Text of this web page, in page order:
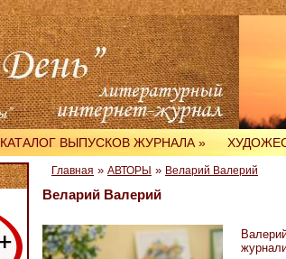
КАТАЛОГ ВЫПУСКОВ ЖУРНАЛА »
Главная » АВТОРЫ » Веларий Валерий
Веларий Валерий